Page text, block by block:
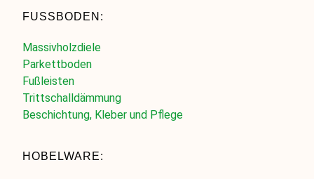
FUSSBODEN:
Massivholzdiele
Parkettboden
Fußleisten
Trittschalldämmung
Beschichtung, Kleber und Pflege
HOBELWARE: